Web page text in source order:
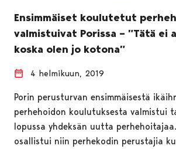
Ensimmäiset koulutetut
valmistuivat Porissa – ”Tätä ei
koska olen jo kotona”
4 helmikuun, 2019
Porin perusturvan ensimmäisestä
perhehoidon koulutuksesta valmistui
lopussa yhdeksän uutta
osallistui niin perhekodin perustajia